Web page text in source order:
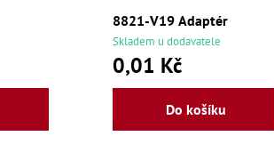
8821-V19 Adaptér
Skladem u dodavatele
0,01 Kč
Do košíku